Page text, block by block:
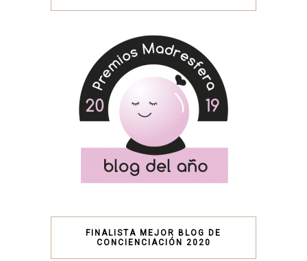
FINALISTA MEJOR BLOG DE
CONCIENCIACIÓN 2020